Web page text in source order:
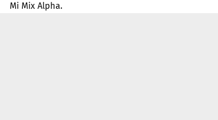
Mi Mix Alpha.